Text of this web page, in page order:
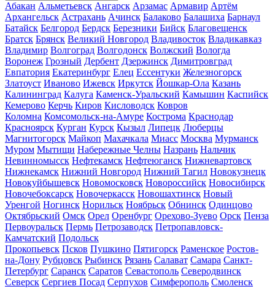
Абакан Альметьевск Ангарск Арзамас Армавир Артём
Архангельск Астрахань Ачинск Балаково Балашиха Барнаул
Батайск Белгород Бердск Березники Бийск Благовещенск
Братск Брянск Великий Новгород Владивосток Владикавказ
Владимир Волгоград Волгодонск Волжский Вологда
Воронеж Грозный Дербент Дзержинск Димитровград
Евпатория Екатеринбург Елец Ессентуки Железногорск
Златоуст Иваново Ижевск Иркутск Йошкар-Ола Казань
Калининград Калуга Каменск-Уральский Камышин Каспийск
Кемерово Керчь Киров Кисловодск Ковров
Коломна Комсомольск-на-Амуре Кострома Краснодар
Красноярск Курган Курск Кызыл Липецк Люберцы
Магнитогорск Майкоп Махачкала Миасс Москва Мурманск
Муром Мытищи Набережные Челны Назрань Нальчик
Невинномысск Нефтекамск Нефтеюганск Нижневартовск
Нижнекамск Нижний Новгород Нижний Тагил Новокузнецк
Новокуйбышевск Новомосковск Новороссийск Новосибирск
Новочебоксарск Новочеркасск Новошахтинск Новый
Уренгой Ногинск Норильск Ноябрьск Обнинск Одинцово
Октябрьский Омск Орел Оренбург Орехово-Зуево Орск Пенза
Первоуральск Пермь Петрозаводск Петропавловск-
Камчатский Подольск
Прокопьевск Псков Пушкино Пятигорск Раменское Ростов-
на-Дону Рубцовск Рыбинск Рязань Салават Самара Санкт-
Петербург Саранск Саратов Севастополь Северодвинск
Северск Сергиев Посад Серпухов Симферополь Смоленск